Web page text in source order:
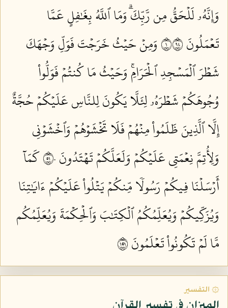
وَإِنَّهُۥ لَلۡحَقُّ مِن رَّبِّكَۗ وَمَا ٱللَّهُ بِغَٰفِلٍ عَمَّا
تَعۡمَلُونَ ١٤٩
وَمِنۡ حَيۡثُ خَرَجۡتَ فَوَلِّ وَجۡهَكَ
شَطۡرَ ٱلۡمَسۡجِدِ ٱلۡحَرَامِۚ وَحَيۡثُ مَا كُنتُمۡ فَوَلُّواْ
وُجُوهَكُمۡ شَطۡرَهُۥ لِئَلَّا يَكُونَ لِلنَّاسِ عَلَيۡكُمۡ حُجَّةٌ
إِلَّا ٱلَّذِينَ ظَلَمُواْ مِنۡهُمۡ فَلَا تَخۡشَوۡهُمۡ وَٱخۡشَوۡنِي
وَلِأُتِمَّ نِعۡمَتِي عَلَيۡكُمۡ وَلَعَلَّكُمۡ تَهۡتَدُونَ ١٥٠
كَمَآ
أَرۡسَلۡنَا فِيكُمۡ رَسُولٗا مِّنكُمۡ يَتۡلُواْ عَلَيۡكُمۡ ءَايَٰتِنَا
وَيُزَكِّيكُمۡ وَيُعَلِّمُكُمُ ٱلۡكِتَٰبَ وَٱلۡحِكۡمَةَ وَيُعَلِّمُكُم
مَّا لَمۡ تَكُونُواْ تَعۡلَمُونَ ١٥١
۞ التفسير